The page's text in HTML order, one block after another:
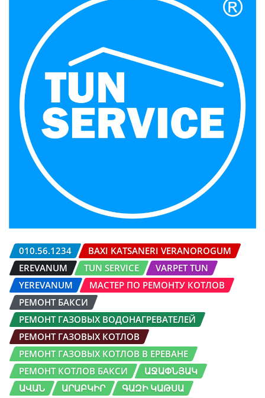
010.56.1234
BAXI KATSANERI VERANOROGUM
EREVANUM
TUN SERVICE
VARPET TUN
YEREVANUM
МАСТЕР ПО РЕМОНТУ КОТЛОВ
РЕМОНТ БАКСИ
РЕМОНТ ГАЗОВЫХ ВОДОНАГРЕВАТЕЛЕЙ
РЕМОНТ ГАЗОВЫХ КОТЛОВ
РЕМОНТ ГАЗОВЫХ КОТЛОВ В ЕРЕВАНЕ
РЕМОНТ КОТЛОВ БАКСИ
ԱՋԱՓՆՅԱԿ
ԱՎԱՆ
ԱՐԱԲԿԻՐ
ԳԱԶԻ ԿԱԹՍԱ